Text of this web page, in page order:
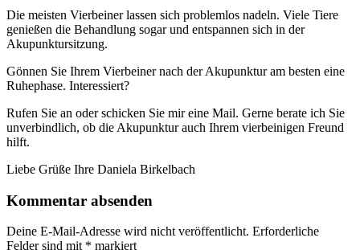
Die meisten Vierbeiner lassen sich problemlos nadeln. Viele Tiere
genießen die Behandlung sogar und entspannen sich in der
Akupunktursitzung.
Gönnen Sie Ihrem Vierbeiner nach der Akupunktur am besten eine
Ruhephase. Interessiert?
Rufen Sie an oder schicken Sie mir eine Mail. Gerne berate ich Sie
unverbindlich, ob die Akupunktur auch Ihrem vierbeinigen Freund
hilft.
Liebe Grüße Ihre Daniela Birkelbach
Kommentar absenden
Deine E-Mail-Adresse wird nicht veröffentlicht. Erforderliche
Felder sind mit * markiert